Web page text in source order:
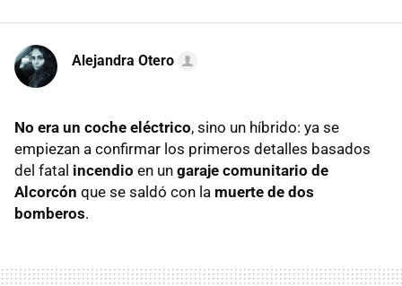
Alejandra Otero
No era un coche eléctrico, sino un híbrido: ya se
empiezan a confirmar los primeros detalles basados
del fatal incendio en un garaje comunitario de
Alcorcón que se saldó con la muerte de dos
bomberos.